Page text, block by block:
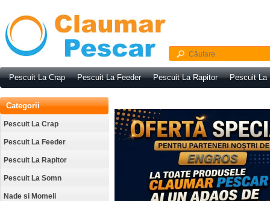
Pescuit La Crap Pescuit La Feeder Pescuit La Rapitor Pescuit La
Categorii
Pescuit La Crap
Pescuit La Feeder
Pescuit La Rapitor
Pescuit La Somn
Nade si Momeli